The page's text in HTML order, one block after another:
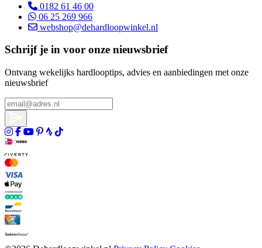
0182 61 46 00
06 25 269 966
webshop@dehardloopwinkel.nl
Schrijf je in voor onze nieuwsbrief
Ontvang wekelijks hardlooptips, advies en aanbiedingen met onze
nieuwsbrief